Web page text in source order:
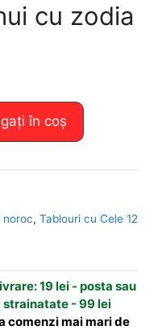
cu zodia
în coș
noroc, Tablouri cu Cele 12
19 lei - posta sau
strainatate - 99 lei
comenzi mai mari de